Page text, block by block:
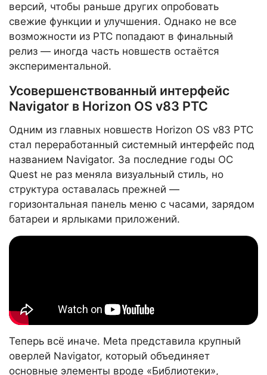
версий, чтобы раньше других опробовать
свежие функции и улучшения. Однако не все
возможности из PTC попадают в финальный
релиз — иногда часть новшеств остаётся
экспериментальной.
Усовершенствованный интерфейс
Navigator в Horizon OS v83 PTC
Одним из главных новшеств Horizon OS v83 PTC
стал переработанный системный интерфейс под
названием Navigator. За последние годы ОС
Quest не раз меняла визуальный стиль, но
структура оставалась прежней —
горизонтальная панель меню с часами, зарядом
батареи и ярлыками приложений.
Теперь всё иначе. Meta представила крупный
оверлей Navigator, который объединяет
основные элементы вроде «Библиотеки»,